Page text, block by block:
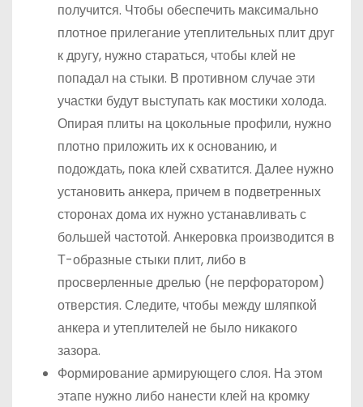
получится. Чтобы обеспечить максимально
плотное прилегание утеплительных плит друг
к другу, нужно стараться, чтобы клей не
попадал на стыки. В противном случае эти
участки будут выступать как мостики холода.
Опирая плиты на цокольные профили, нужно
плотно приложить их к основанию, и
подождать, пока клей схватится. Далее нужно
установить анкера, причем в подветренных
сторонах дома их нужно устанавливать с
большей частотой. Анкеровка производится в
Т-образные стыки плит, либо в
просверленные дрелью (не перфоратором)
отверстия. Следите, чтобы между шляпкой
анкера и утеплителей не было никакого
зазора.
Формирование армирующего слоя. На этом
этапе нужно либо нанести клей на кромку